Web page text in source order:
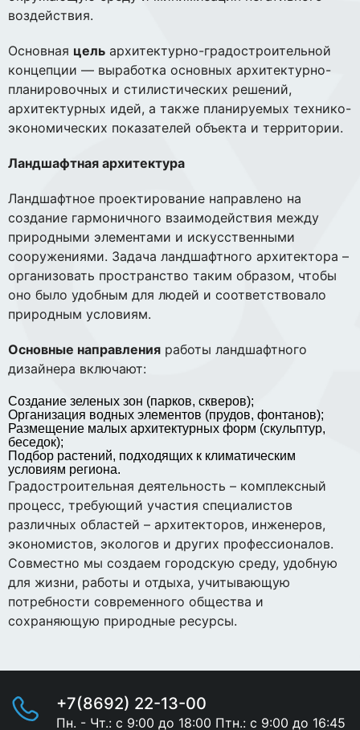
воздействия.
Основная цель архитектурно-градостроительной
концепции — выработка основных архитектурно-
планировочных и стилистических решений,
архитектурных идей, а также планируемых технико-
экономических показателей объекта и территории.
Ландшафтная архитектура
Ландшафтное проектирование направлено на
создание гармоничного взаимодействия между
природными элементами и искусственными
сооружениями. Задача ландшафтного архитектора –
организовать пространство таким образом, чтобы
оно было удобным для людей и соответствовало
природным условиям.
Основные направления работы ландшафтного
дизайнера включают:
Создание зеленых зон (парков, скверов);
Организация водных элементов (прудов, фонтанов);
Размещение малых архитектурных форм (скульптур,
беседок);
Подбор растений, подходящих к климатическим
условиям региона.
Градостроительная деятельность – комплексный
процесс, требующий участия специалистов
различных областей – архитекторов, инженеров,
экономистов, экологов и других профессионалов.
Совместно мы создаем городскую среду, удобную
для жизни, работы и отдыха, учитывающую
потребности современного общества и
сохраняющую природные ресурсы.
+7(8692) 22-13-00
Пн. - Чт.: с 9:00 до 18:00 Птн.: с 9:00 до 16:45